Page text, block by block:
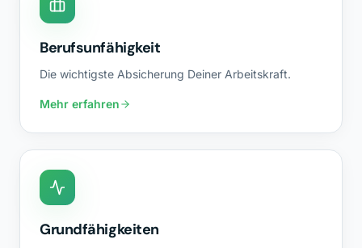
Berufsunfähigkeit
Die wichtigste Absicherung Deiner Arbeitskraft.
Mehr erfahren
Grundfähigkeiten